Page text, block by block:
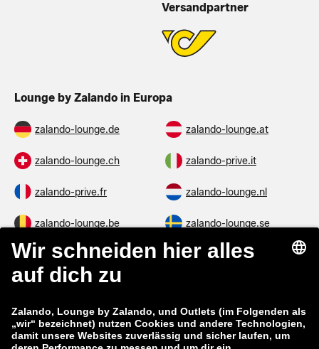
Versandpartner
Lounge by Zalando in Europa
zalando-lounge.de zalando-lounge.at
zalando-lounge.ch zalando-prive.it
zalando-prive.fr zalando-lounge.nl
zalando-lounge.be zalando-lounge.se
zalando-lounge.fi zalando-lounge.dk
zalando-lounge.co.uk
zalando-prive.es zalando-lounge.cz